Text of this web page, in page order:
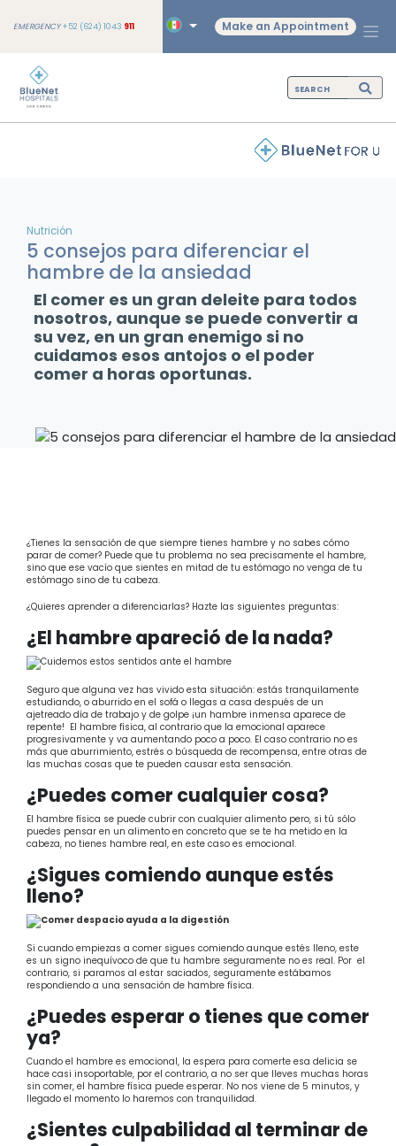
EMERGENCY+52 (624) 1043 911 Make an Appointment
Nutrición
5 consejos para diferenciar el
hambre de la ansiedad
El comer es un gran deleite para todos
nosotros, aunque se puede convertir a
su vez, en un gran enemigo si no
cuidamos esos antojos o el poder
comer a horas oportunas.
¿Tienes la sensación de que siempre tienes hambre y no sabes cómo
parar de comer? Puede que tu problema no sea precisamente el hambre,
sino que ese vacío que sientes en mitad de tu estómago no venga de tu
estómago sino de tu cabeza.
¿Quieres aprender a diferenciarlas? Hazte las siguientes preguntas:
¿El hambre apareció de la nada?
Seguro que alguna vez has vivido esta situación: estás tranquilamente
estudiando, o aburrido en el sofá o llegas a casa después de un
ajetreado día de trabajo y de golpe ¡un hambre inmensa aparece de
repente! El hambre física, al contrario que la emocional aparece
progresivamente y va aumentando poco a poco. El caso contrario no es
más que aburrimiento, estrés o búsqueda de recompensa, entre otras de
las muchas cosas que te pueden causar esta sensación.
¿Puedes comer cualquier cosa?
El hambre física se puede cubrir con cualquier alimento pero, si tú sólo
puedes pensar en un alimento en concreto que se te ha metido en la
cabeza, no tienes hambre real, en este caso es emocional.
¿Sigues comiendo aunque estés
lleno?
Si cuando empiezas a comer sigues comiendo aunque estés lleno, este
es un signo inequívoco de que tu hambre seguramente no es real. Por el
contrario, si paramos al estar saciados, seguramente estábamos
respondiendo a una sensación de hambre física.
¿Puedes esperar o tienes que comer
ya?
Cuando el hambre es emocional, la espera para comerte esa delicia se
hace casi insoportable, por el contrario, a no ser que lleves muchas horas
sin comer, el hambre física puede esperar. No nos viene de 5 minutos, y
llegado el momento lo haremos con tranquilidad.
¿Sientes culpabilidad al terminar de